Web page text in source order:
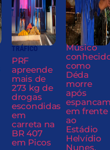
TRÁFICO
PRF
apreende
mais de
273 kg de
drogas
escondidas
em
carreta na
BR 407
em Picos
Músico
como
Déda
morre
após
em frente
ao
Estádio
Helvídio
Nunes,